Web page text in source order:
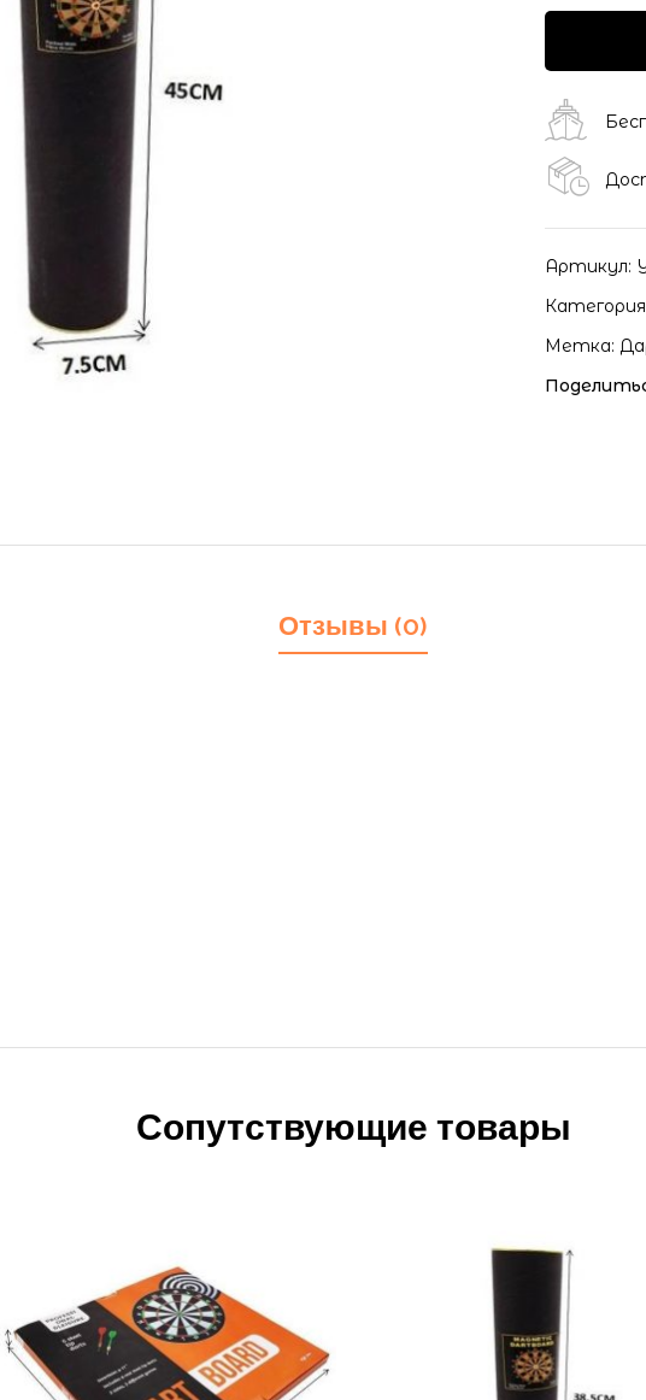
Артикул:
Метка:
Отзывы (0)
Сохранить моё имя,
моих комментариев.
Сопутствующие товары